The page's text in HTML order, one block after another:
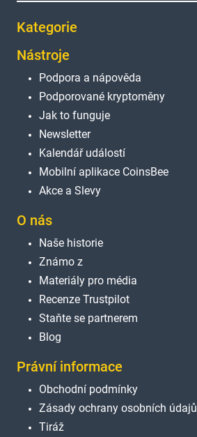
Kategorie
Nástroje
Podpora a nápověda
Podporované kryptoměny
Jak to funguje
Newsletter
Kalendář událostí
Mobilní aplikace CoinsBee
Akce a Slevy
O nás
Naše historie
Známo z
Materiály pro média
Recenze Trustpilot
Staňte se partnerem
Blog
Právní informace
Obchodní podmínky
Zásady ochrany osobních údajů
Tiráž